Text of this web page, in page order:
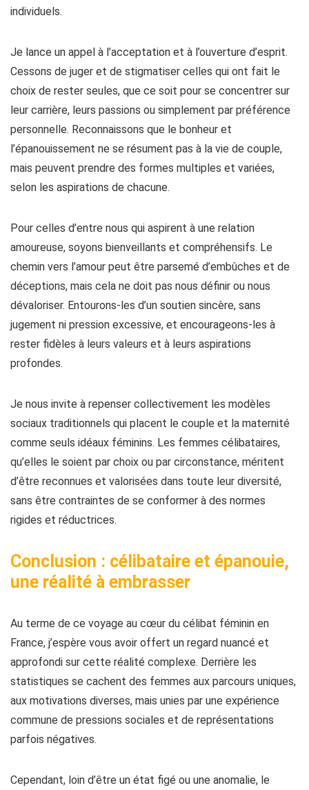
individuels.
Je lance un appel à l’acceptation et à l’ouverture d’esprit.
Cessons de juger et de stigmatiser celles qui ont fait le
choix de rester seules, que ce soit pour se concentrer sur
leur carrière, leurs passions ou simplement par préférence
personnelle. Reconnaissons que le bonheur et
l’épanouissement ne se résument pas à la vie de couple,
mais peuvent prendre des formes multiples et variées,
selon les aspirations de chacune.
Pour celles d’entre nous qui aspirent à une relation
amoureuse, soyons bienveillants et compréhensifs. Le
chemin vers l’amour peut être parsemé d’embûches et de
déceptions, mais cela ne doit pas nous définir ou nous
dévaloriser. Entourons-les d’un soutien sincère, sans
jugement ni pression excessive, et encourageons-les à
rester fidèles à leurs valeurs et à leurs aspirations
profondes.
Je nous invite à repenser collectivement les modèles
sociaux traditionnels qui placent le couple et la maternité
comme seuls idéaux féminins. Les femmes célibataires,
qu’elles le soient par choix ou par circonstance, méritent
d’être reconnues et valorisées dans toute leur diversité,
sans être contraintes de se conformer à des normes
rigides et réductrices.
Conclusion : célibataire et épanouie,
une réalité à embrasser
Au terme de ce voyage au cœur du célibat féminin en
France, j’espère vous avoir offert un regard nuancé et
approfondi sur cette réalité complexe. Derrière les
statistiques se cachent des femmes aux parcours uniques,
aux motivations diverses, mais unies par une expérience
commune de pressions sociales et de représentations
parfois négatives.
Cependant, loin d’être un état figé ou une anomalie, le